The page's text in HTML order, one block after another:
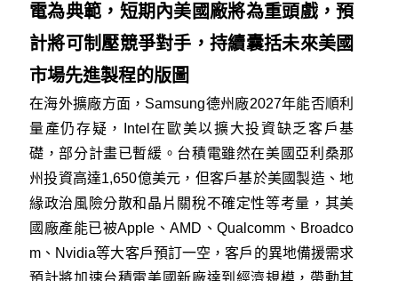
電為典範，短期內美國廠將為重頭戲，預
計將可制壓競爭對手，持續囊括未來美國
市場先進製程的版圖
在海外擴廠方面，Samsung德州廠2027年能否順利
量產仍存疑，Intel在歐美以擴大投資缺乏客戶基
礎，部分計畫已暫緩。台積電雖然在美國亞利桑那
州投資高達1,650億美元，但客戶基於美國製造、地
緣政治風險分散和晶片關稅不確定性等考量，其美
國廠產能已被Apple、AMD、Qualcomm、Broadco
m、Nvidia等大客戶預訂一空，客戶的異地備援需求
預計將加速台積電美國新廠達到經濟規模，帶動其